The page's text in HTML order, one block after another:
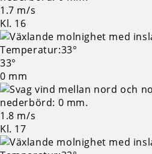
1.7 m/s
Kl. 16
33°
0 mm
1.8 m/s
Kl. 17